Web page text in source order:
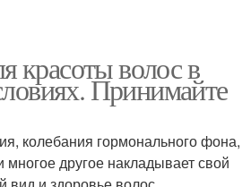
красоты волос в
Принимайте
колебания гормонального фона,
многое другое накладывает свой